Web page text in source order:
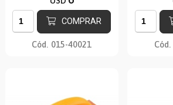
COMPRAR
Cód. 015-40021 Cód.